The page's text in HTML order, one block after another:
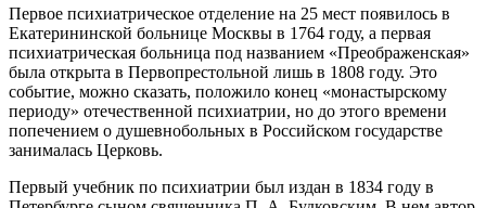
Первое психиатрическое отделение на 25 мест появилось в
Екатерининской больнице Москвы в 1764 году, а первая
психиатрическая больница под названием «Преображенская»
была открыта в Первопрестольной лишь в 1808 году. Это
событие, можно сказать, положило конец «монастырскому
периоду» отечественной психиатрии, но до этого времени
попечением о душевнобольных в Российском государстве
занималась Церковь.
Первый учебник по психиатрии был издан в 1834 году в